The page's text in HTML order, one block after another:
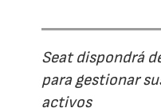
Seat dispondrá
para gestionar
activos